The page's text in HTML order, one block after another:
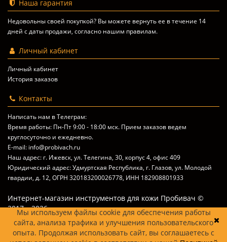
Мы используем файлы cookie для обеспечения работы
сайта, анализа трафика и улучшения пользовательского
опыта. Продолжая использовать сайт, вы соглашаетесь с
Наша гарантия
Недовольны своей покупкой? Вы можете вернуть ее в течение 14
дней с даты продажи, согласно нашим правилам.
Личный кабинет
Личный кабинет
История заказов
Контакты
Написать нам в Телеграм:
Время работы: Пн-Пт 9:00 - 18:00 мск. Прием заказов ведем
круглосуточно и ежедневно.
E-mail: info@probivach.ru
Наш адрес: г. Ижевск, ул. Телегина, 30, корпус 4, офис 409
Юридический адрес: Удмуртская Республика, г. Глазов, ул. Молодой
гвардии, д. 12, ОГРН 320183200026778, ИНН 182908801933
Интернет-магазин инструментов для кожи Пробивач ©
2017 – 2026